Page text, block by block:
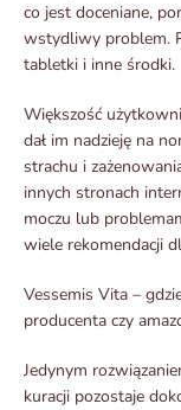
co jest doceniane,
wstydliwy problem.
tabletki i inne środki.
Większość
dał im nadzieję na
strachu i
innych stronach
moczu lub
wiele rekomendacji
Vessemis Vita –
producenta czy
Jedynym
kuracji pozostaje